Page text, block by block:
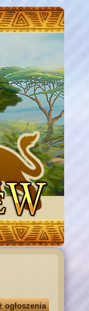
ogłoszenia